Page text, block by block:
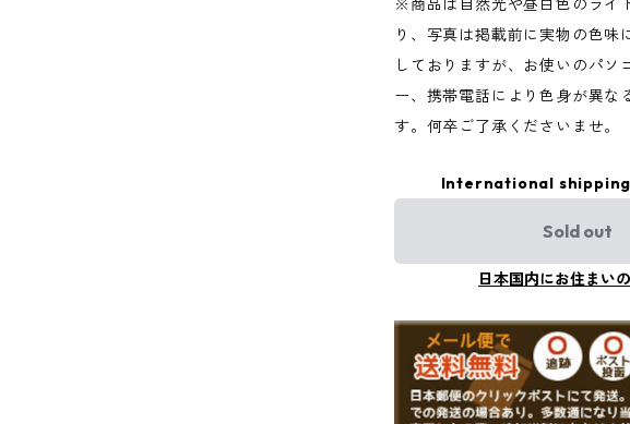
※商品は自然光や昼白色のライ
り、写真は掲載前に実物の色味
しておりますが、お使いのパソ
ー、携帯電話により色身が異な
す。何卒ご了承くださいませ。
International
Sold out
日本国内にお住まい